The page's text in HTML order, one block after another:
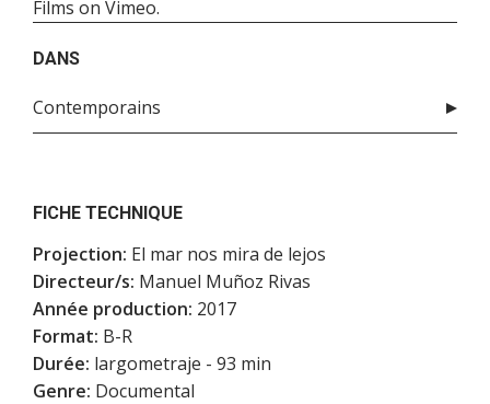
Films on Vimeo.
DANS
Contemporains
FICHE TECHNIQUE
Projection: El mar nos mira de lejos
Directeur/s: Manuel Muñoz Rivas
Année production: 2017
Format: B-R
Durée: largometraje - 93 min
Genre: Documental